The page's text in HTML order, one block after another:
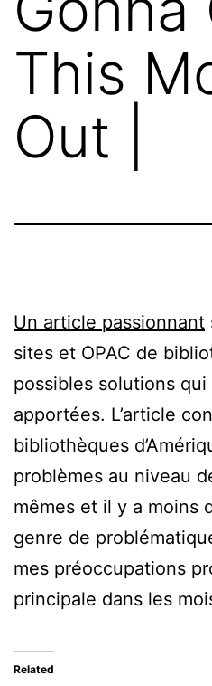
This
Out |
Un article passionnant
sites et OPAC de
possibles solutions
apportées. L’article
bibliothèques
problèmes au niveau
mêmes et il y a moins
genre de
mes préoccupations
principale dans les
Related